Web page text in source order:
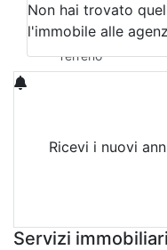
Qualsiasi
Terreno edificabile
Terreno
Non hai trovato
l'immobile alle
Ricevi i nuovi
Servizi immobiliari